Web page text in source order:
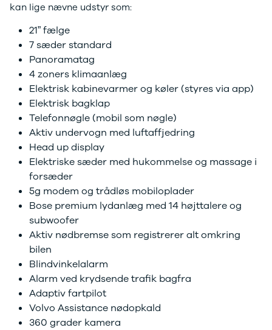
Tilbud
5
Modeller
Anmeldelser
Privatleasing
Tilbud
Mazda
6e
Modeller
Anmeldelser
Privatleasing
Tilbud
CX-6e
Modeller
Anmeldelser
Privatleasing
Tilbud
Mazda-2
Modeller
Anmeldelser
Privatleasing
Tilbud
Mazda-3
Modeller
Stonic
XCeed
Land Rover
Se alle Land
Rover
Range Rover
Sport
Lexus
Se alle Lexus
CT200h
Se alle
Mazda
Elbil
CX-5
CX-3
2
3
6
MX-30
kan lige nævne udstyr som:
21” fælge
7 sæder standard
Panoramatag
4 zoners klimaanlæg
Elektrisk kabinevarmer og køler (styres via app)
Elektrisk bagklap
Telefonnøgle (mobil som nøgle)
Aktiv undervogn med luftaffjedring
Head up display
Elektriske sæder med hukommelse og massage i
forsæder
5g modem og trådløs mobiloplader
Bose premium lydanlæg med 14 højttalere og
subwoofer
Aktiv nødbremse som registrerer alt omkring
bilen
Blindvinkelalarm
Alarm ved krydsende trafik bagfra
Adaptiv fartpilot
Volvo Assistance nødopkald
360 grader kamera